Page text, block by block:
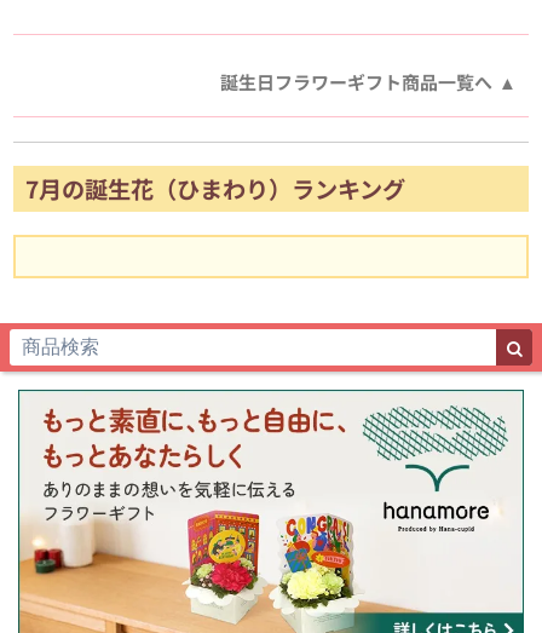
誕生日フラワーギフト商品一覧へ
7月の誕生花（ひまわり）ランキング